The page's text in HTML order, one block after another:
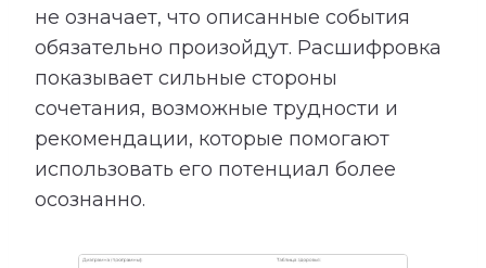
не означает, что описанные события
обязательно произойдут. Расшифровка
показывает сильные стороны
сочетания, возможные трудности и
рекомендации, которые помогают
использовать его потенциал более
осознанно.